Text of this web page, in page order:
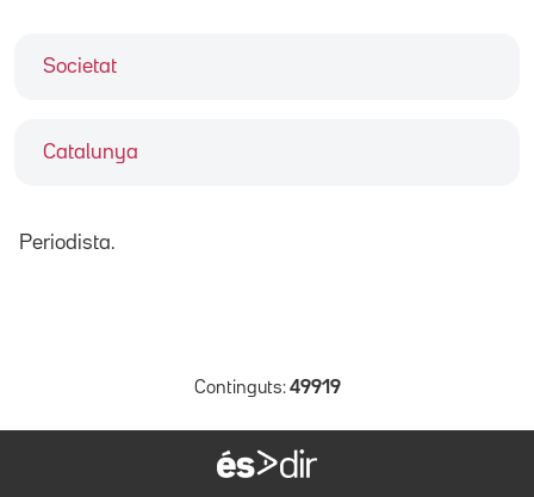
Societat
Catalunya
Periodista.
Continguts: 49919